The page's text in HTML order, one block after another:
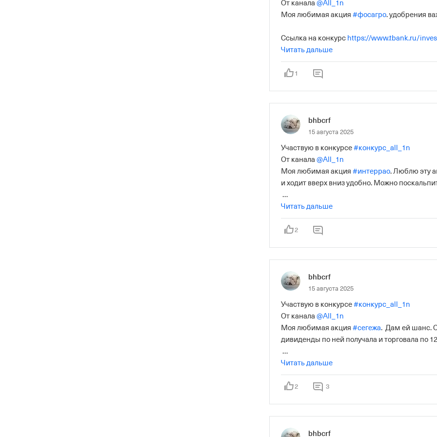
От канала @All_1n
Моя любимая акция #фосагро. удобрения
Ссылка на конкурс https://www.tbank.ru/
9e19-
Читать дальше
1
bhbcrf
15 августа 2025
Участвую в конкурсе #конкурс_all_1n
От канала @All_1n
Моя любимая акция #интеррао. Люблю эту
и ходит вверх вниз удобно. Можно
Ссылка на конкурс
9e19-
Читать дальше
2
bhbcrf
15 августа 2025
Участвую в конкурсе #конкурс_all_1n
От канала @All_1n
Моя любимая акция #сегежа.  Дам ей шанс.
дивиденды по ней получала и торговала по
Ссылка на конкурс
9e19-
Читать дальше
2 3
bhbcrf